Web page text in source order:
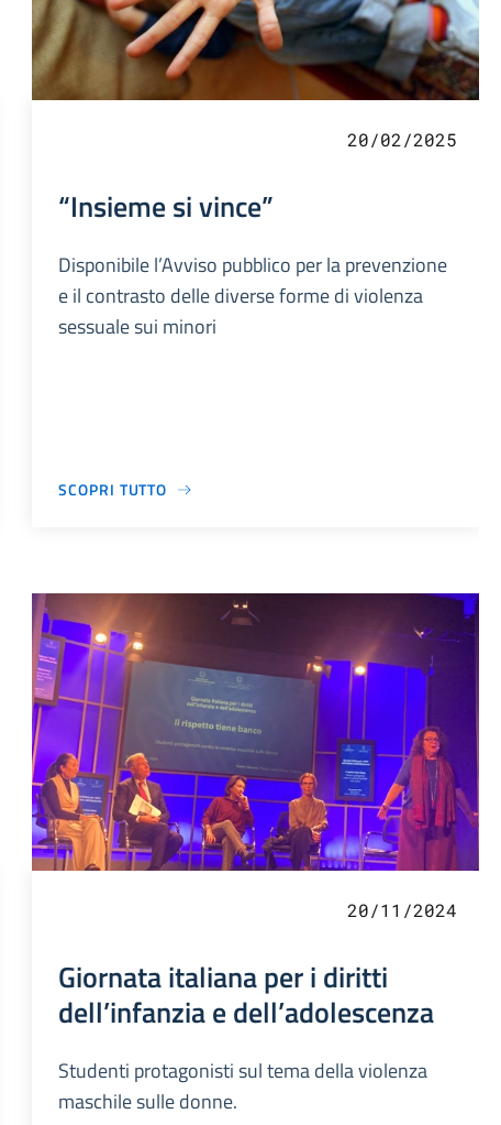
20/02/2025
“Insieme si vince”
Disponibile l’Avviso pubblico per la prevenzione
e il contrasto delle diverse forme di violenza
sessuale sui minori
SCOPRI TUTTO
20/11/2024
Giornata italiana per i diritti
dell’infanzia e dell’adolescenza
Studenti protagonisti sul tema della violenza
maschile sulle donne.